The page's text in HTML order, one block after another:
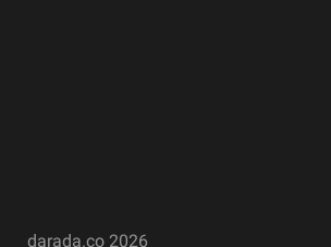
darada.co 2026